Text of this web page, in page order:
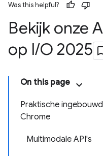
Was this helpful?
Bekijk onze
op I/O 2025
On this page
Praktische
Chrome
Multimodale API's